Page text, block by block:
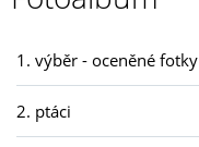
1. výběr - oceněné fotky
2. ptáci